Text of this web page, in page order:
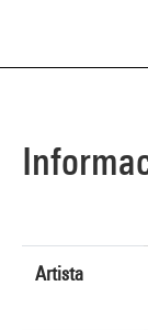
Artista